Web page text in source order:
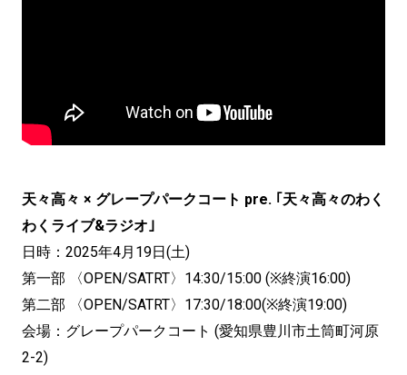
天々高々 × グレープパークコート pre. ｢天々高々のわく
わくライブ&ラジオ｣
日時：2025年4月19日(土)
第一部 〈OPEN/SATRT〉14:30/15:00 (※終演16:00)
第二部 〈OPEN/SATRT〉17:30/18:00(※終演19:00)
会場：グレープパークコート (愛知県豊川市土筒町河原
2-2)